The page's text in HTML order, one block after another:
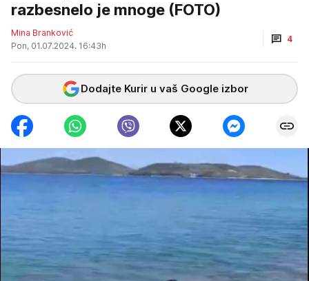
razbesnelo je mnoge (FOTO)
Mina Branković
Pon, 01.07.2024. 16:43h
4
Dodajte Kurir u vaš Google izbor